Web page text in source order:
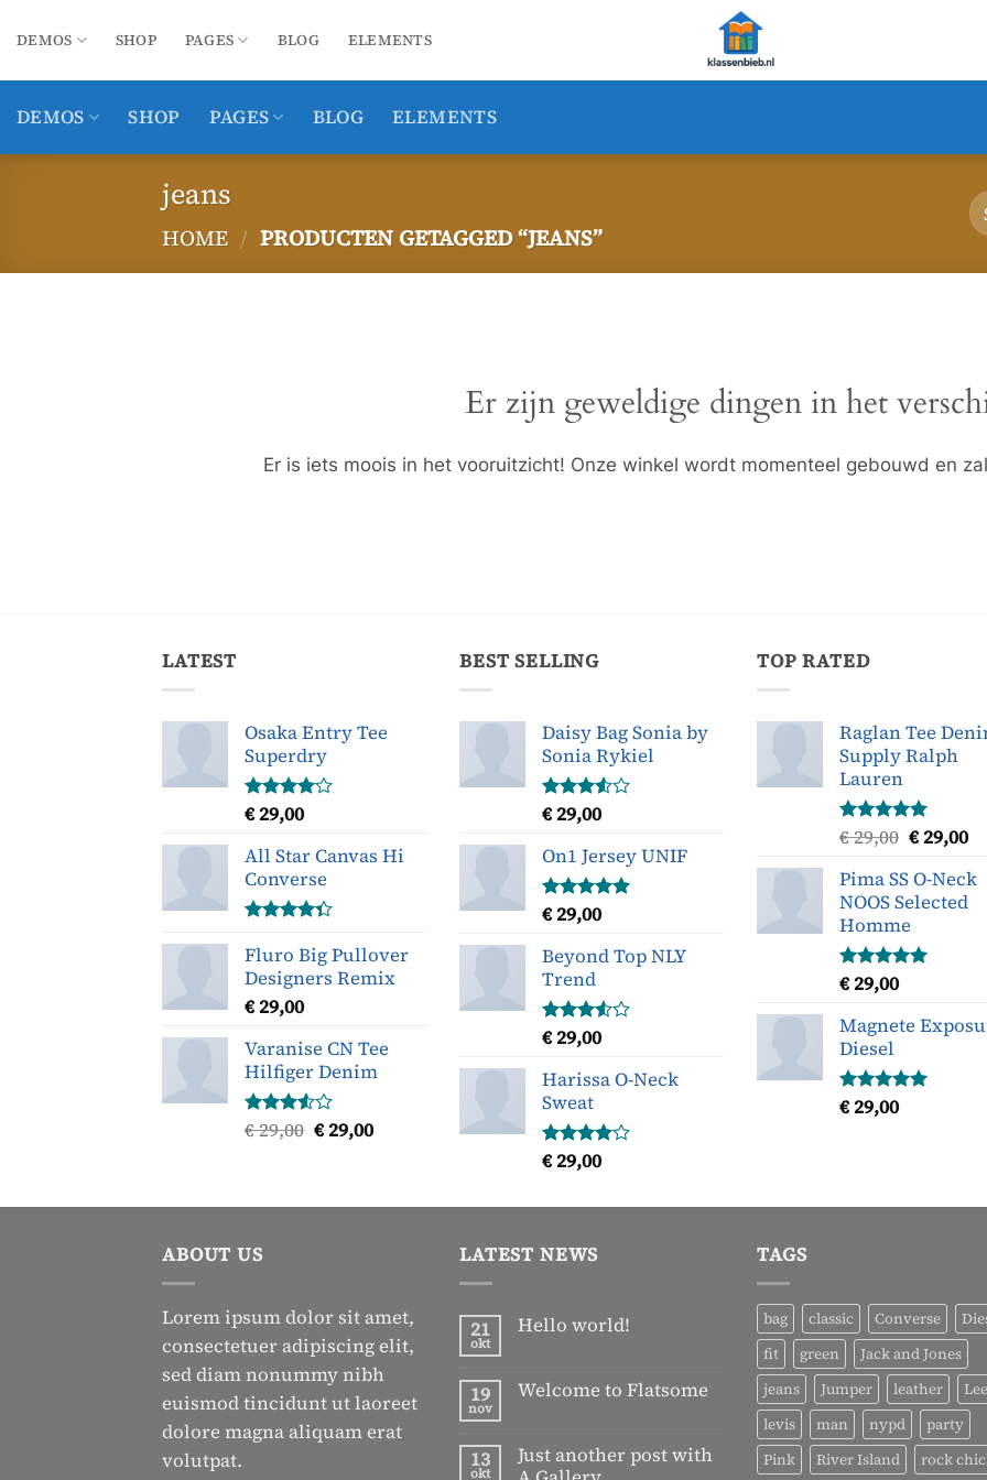
naar
DEMOS SHOP PAGES BLOG ELEMENTS
DEMOS SHOP PAGES BLOG ELEMENTS
jeans
HOME / PRODUCTEN GETAGGED “JEANS”
Er zijn geweldige dingen in het
Er is iets moois in het vooruitzicht! Onze winkel wordt momenteel gebouwd en
LATEST
Osaka Entry Tee
Superdry
Gewaardeerd
uit
5
€ 29,00
All Star Canvas Hi
Converse
4.33uit 5
Fluro Big Pullover
Designers Remix
€ 29,00
Varanise CN Tee
Hilfiger Denim
Gewaardeerd
uit
€29,00 Oorspronkelijke
€ 29,00.
€ 29,00Huidige
€ 29,00.
BEST SELLING
Daisy Bag Sonia by
Sonia Rykiel
Gewaardeerd
uit
5
€ 29,00
On1 Jersey UNIF
Gewaardeerd
uit 5
€ 29,00
Beyond Top NLY
Trend
Gewaardeerd
uit
5
€ 29,00
Harissa O-Neck
Sweat
Gewaardeerd
uit
€ 29,00
TOP RATED
Raglan Tee
Supply Ralph
Lauren
Gewaardeerd
uit 5
€29,00
was:
€ 29,00.
€ 29,00
is:
€
Pima SS O-Neck
NOOS Selected
Homme
Gewaardeerd
uit 5
€ 29,00
Magnete
Diesel
Gewaardeerd
uit 5
€ 29,00
ABOUT US
Lorem ipsum dolor sit amet,
consectetuer adipiscing elit,
sed diam nonummy nibh
euismod tincidunt ut laoreet
dolore magna aliquam erat
volutpat.
LATEST NEWS
21
okt
Hello world!
op
Hello
19
nov
Welcome to Flatsome
op
Welcome
to
13
okt
Just another post with
TAGS
bag classic Converse
fit
green
Jack and Jones
jeans
Jumper leather
Lee
levis
man nypd
party
Pink
River Island rock